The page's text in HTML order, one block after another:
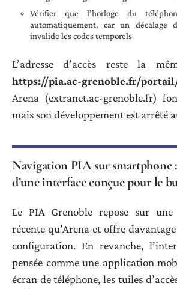
Vérifier que l’horloge du
automatiquement, car un décalage
invalide les codes temporels
L’adresse d’accès reste la
https://pia.ac-grenoble.fr/
Arena (extranet.ac-grenoble.fr)
mais son développement est arrêté
Navigation PIA sur smartphone
d’une interface conçue pour le
Le PIA Grenoble repose sur une
récente qu’Arena et offre
configuration. En revanche,
pensée comme une application
écran de téléphone, les tuiles